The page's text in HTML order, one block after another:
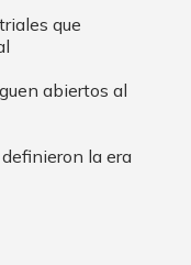
que
abiertos al
la era